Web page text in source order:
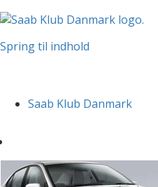
Spring til indhold
Saab Klub Danmark